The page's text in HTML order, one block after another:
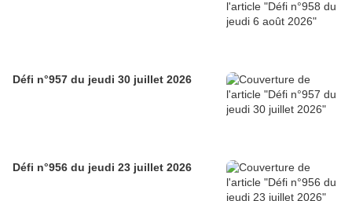
Défi n°957 du jeudi 30 juillet 2026
Défi n°956 du jeudi 23 juillet 2026